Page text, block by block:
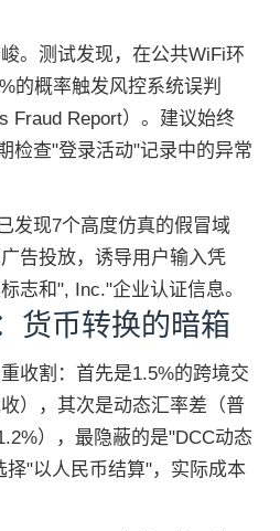
。测试发现，在公共WiFi环
的概率触发风控系统误判
Fraud Report）。建议始终
检查"登录活动"记录中的异常
发现7个高度仿真的假冒域
告投放，诱导用户输入凭
志和", Inc."企业认证信息。
货币转换的暗箱
收割：首先是1.5%的跨境交
），其次是动态汇率差（普
），最隐蔽的是"DCC动态
"以人民币结算"，实际成本